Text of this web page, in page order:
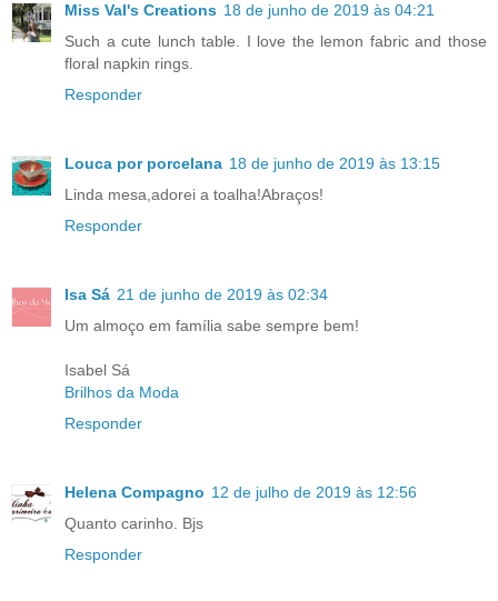
Miss Val's Creations 18 de junho de 2019 às 04:21
Such a cute lunch table. I love the lemon fabric and those
floral napkin rings.
Responder
Louca por porcelana 18 de junho de 2019 às 13:15
Linda mesa,adorei a toalha!Abraços!
Responder
Isa Sá 21 de junho de 2019 às 02:34
Um almoço em família sabe sempre bem!
Isabel Sá
Brilhos da Moda
Responder
Helena Compagno 12 de julho de 2019 às 12:56
Quanto carinho. Bjs
Responder